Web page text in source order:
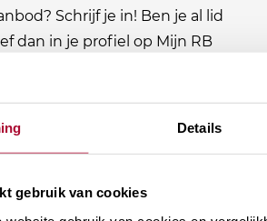
Details
gebruik van cookies
Schrijf je in! Ben je al lid
dan in je profiel op Mijn RB
je wil ontvangen.
Educatie nieuwsbrief